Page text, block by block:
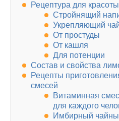
Рецептура для
Стройнящий
Укрепляющий
От простуды
От кашля
Для потенции
Состав и свойства
Рецепты
смесей
Витаминная
для каждого
Имбирный